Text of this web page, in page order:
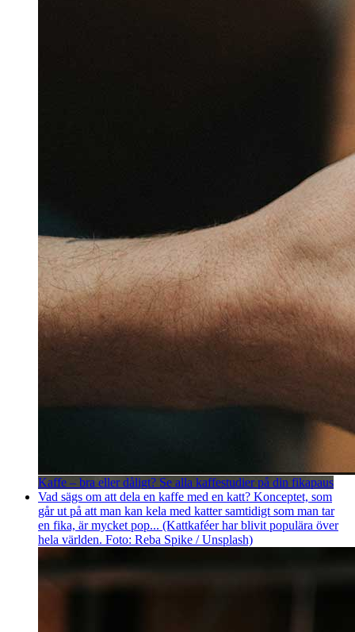
Kaffe – bra eller dåligt? Se alla kaffestudier på din fikapaus
Vad sägs om att dela en kaffe med en katt? Konceptet, som
går ut på att man kan kela med katter samtidigt som man tar
en fika, är mycket pop... (Kattkaféer har blivit populära över
hela världen. Foto: Reba Spike / Unsplash)